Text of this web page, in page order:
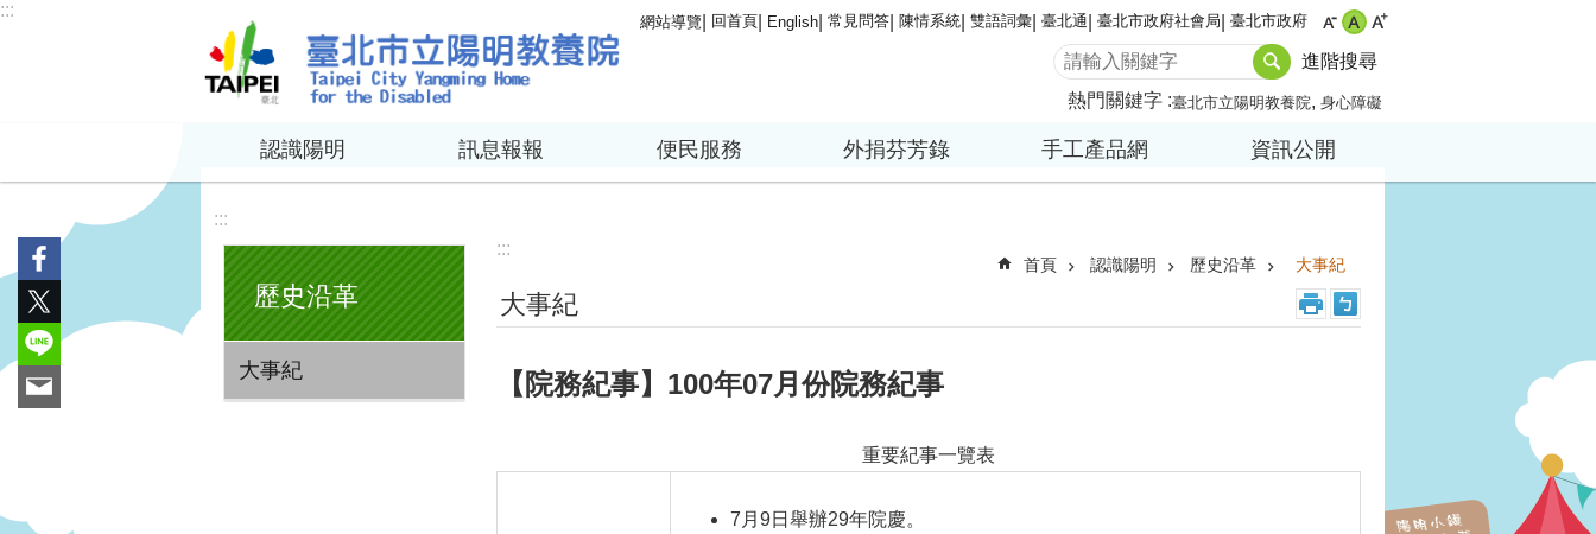
跳到主要內容區塊
:::
網站導覽 回首頁 English 常見問答 陳情系統 雙語詞彙 臺北通 臺北市政府社會局 臺北市政府
進階搜尋
熱門關鍵字 臺北市立陽明教養院 身心障礙
認識陽明 訊息報報 便民服務 外捐芬芳錄 手工產品網 資訊公開
:::
歷史沿革
大事紀
:::
首頁 認識陽明 歷史沿革 大事紀
大事紀
【院務紀事】100年07月份院務紀事
重要紀事一覽表
7月9日舉辦29年院慶。